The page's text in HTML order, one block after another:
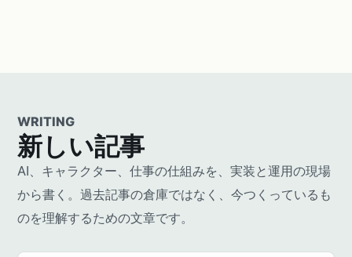
WRITING
新しい記事
AI、キャラクター、仕事の仕組みを、実装と運用の現場
から書く。過去記事の倉庫ではなく、今つくっているも
のを理解するための文章です。